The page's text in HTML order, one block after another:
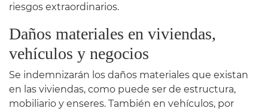
riesgos extraordinarios.
Daños materiales en viviendas,
vehículos y negocios
Se indemnizarán los daños materiales que existan
en las viviendas, como puede ser de estructura,
mobiliario y enseres. También en vehículos, por